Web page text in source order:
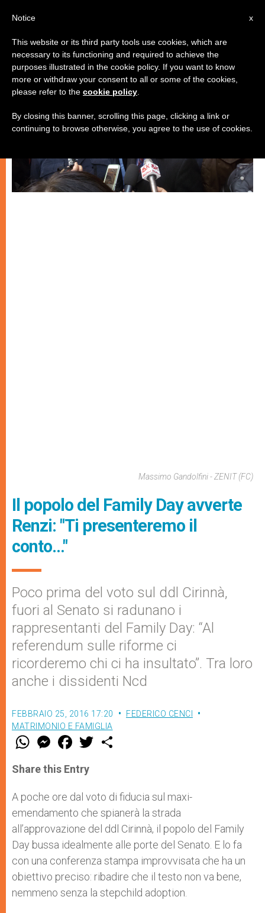
MATRIMONIO E FAMIGLIA
Massimo Gandolfini - ZENIT (FC)
Il popolo del Family Day avverte
Renzi: "Ti presenteremo il
conto…"
Poco prima del voto sul ddl Cirinnà,
fuori al Senato si radunano i
rappresentanti del Family Day: “Al
referendum sulle riforme ci
ricorderemo chi ci ha insultato”. Tra loro
anche i dissidenti Ncd
FEBBRAIO 25, 2016 17:20
FEDERICO CENCI
MATRIMONIO E FAMIGLIA
W
t
s
p
p
M
e
s
e
g
e
r
F
a
e
b
o
k
w
r
Share this Entry
A poche ore dal voto di fiducia sul maxi-
emendamento che spianerà la strada
all’approvazione del ddl Cirinnà, il popolo del Family
Day bussa idealmente alle porte del Senato. E lo fa
con una conferenza stampa improvvisata che ha un
obiettivo preciso: ribadire che il testo non va bene,
nemmeno senza la stepchild adoption.
x
Notice
This website or its third party tools use cookies, which are
necessary to its functioning and required to achieve the
purposes illustrated in the cookie policy. If you want to know
more or withdraw your consent to all or some of the cookies,
please refer to the cookie policy
By closing this banner, scrolling this page, clicking a link or
continuing to browse otherwise, you agree to the use of cookies.